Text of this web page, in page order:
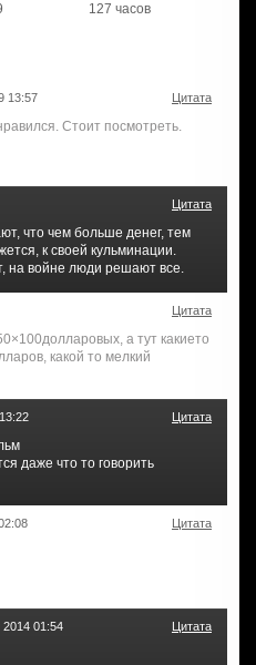
127 часов
13:57 Цитата
Стоит посмотреть.
Цитата
что чем больше денег, тем
к своей кульминации.
на войне люди решают все.
Цитата
а тут какието
какой то мелкий
Цитата
даже что то говорить
Цитата
2014 01:54 Цитата